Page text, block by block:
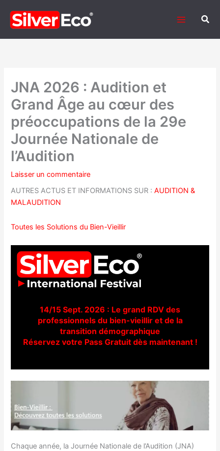
contenu
JNA 2026 : Audition et
Grand Âge au cœur des
préoccupations de la 29e
Journée Nationale de
l’Audition
Laisser un commentaire
AUTRES ACTUS ET INFORMATIONS SUR :AUDITION &
MALAUDITION
Toutes les Solutions du Bien-Vieillir
14/15 Sept. 2026 : Le grand RDV des
professionnels du bien-vieillir et de la
transition démographique
Réservez votre Pass Gratuit dès maintenant !
Chaque année, la Journée Nationale de l’Audition (JNA)